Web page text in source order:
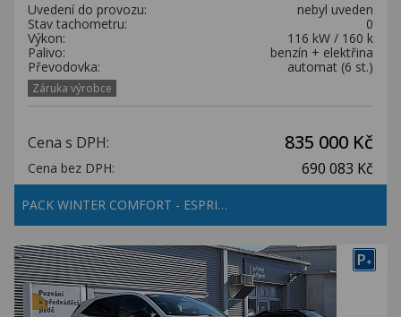
Uvedení do provozu:
nebyl uveden
Stav tachometru:
0
Výkon:
116 kW / 160 k
Palivo:
benzín + elektřina
Převodovka:
automat (6 st.)
Záruka výrobce
Cena s DPH: 835 000 Kč
Cena bez DPH: 690 083 Kč
PACK WINTER COMFORT - ESPRI…
P+